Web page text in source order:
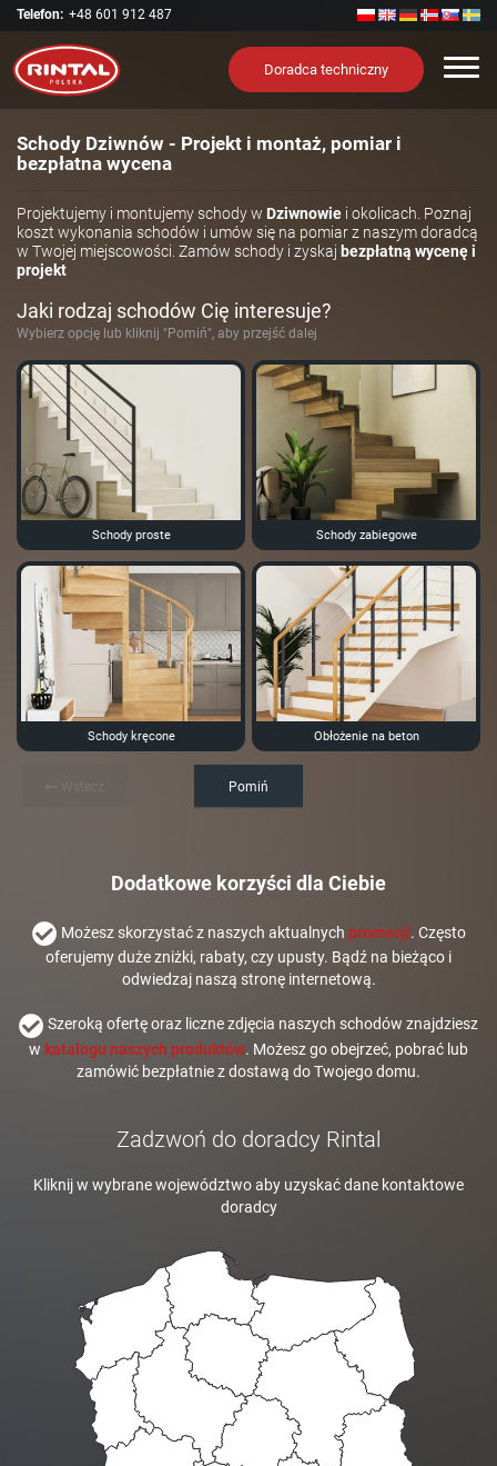
Telefon: +48 601 912 487
Doradca techniczny
Schody Dziwnów - Projekt i montaż, pomiar i
bezpłatna wycena
Projektujemy i montujemy schody w Dziwnowie i okolicach. Poznaj
koszt wykonania schodów i umów się na pomiar z naszym doradcą
w Twojej miejscowości. Zamów schody i zyskaj bezpłatną wycenę i
projekt
Jaki rodzaj schodów Cię interesuje?
Wybierz opcję lub kliknij "Pomiń", aby przejść dalej
Schody proste Schody zabiegowe
Schody kręcone Obłożenie na beton
Pomiń
Dodatkowe korzyści dla Ciebie
Możesz skorzystać z naszych aktualnych promocji. Często
oferujemy duże zniżki, rabaty, czy upusty. Bądź na bieżąco i
odwiedzaj naszą stronę internetową.
Szeroką ofertę oraz liczne zdjęcia naszych schodów znajdziesz
w katalogu naszych produktów. Możesz go obejrzeć, pobrać lub
zamówić bezpłatnie z dostawą do Twojego domu.
Zadzwoń do doradcy Rintal
Kliknij w wybrane województwo aby uzyskać dane kontaktowe
doradcy